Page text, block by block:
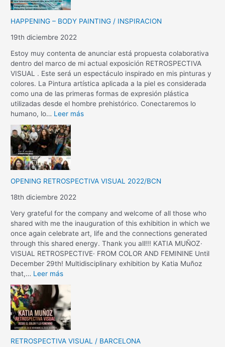
HAPPENING – BODY PAINTING / INSPIRACION
19th diciembre 2022
Estoy muy contenta de anunciar está propuesta colaborativa
dentro del marco de mi actual exposición RETROSPECTIVA
VISUAL . Este será un espectáculo inspirado en mis pinturas y
colores. La Pintura artística aplicada a la piel es considerada
como una de las primeras formas de expresión plástica
utilizadas desde el hombre prehistórico. Conectaremos lo
humano, lo… Leer más
OPENING RETROSPECTIVA VISUAL 2022/BCN
18th diciembre 2022
Very grateful for the company and welcome of all those who
shared with me the inauguration of this exhibition in which we
once again celebrate art, life and the connections generated
through this shared energy. Thank you all!!! KATIA MUÑOZ·
VISUAL RETROSPECTIVE· FROM COLOR AND FEMININE Until
December 29th! Multidisciplinary exhibition by Katia Muñoz
that,… Leer más
RETROSPECTIVA VISUAL / BARCELONA